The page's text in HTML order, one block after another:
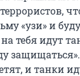
«узи» и
тебя идут
и танки